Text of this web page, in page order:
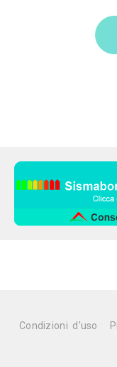
Condizioni d'uso